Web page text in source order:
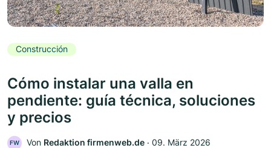
Construcción
Cómo instalar una valla en
pendiente: guía técnica, soluciones
y precios
FW Von Redaktion firmenweb.de ‧ 09. März 2026